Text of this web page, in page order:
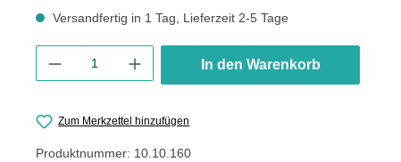
Versandfertig in 1 Tag, Lieferzeit 2-5 Tage
In den Warenkorb
Zum Merkzettel hinzufügen
Produktnummer: 10.10.160